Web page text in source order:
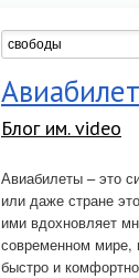
Блог им. video
Авиабилеты – это
или даже стране
ими вдохновляет
современном мире,
быстро и